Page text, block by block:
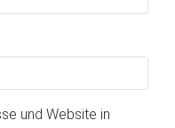
und Website in